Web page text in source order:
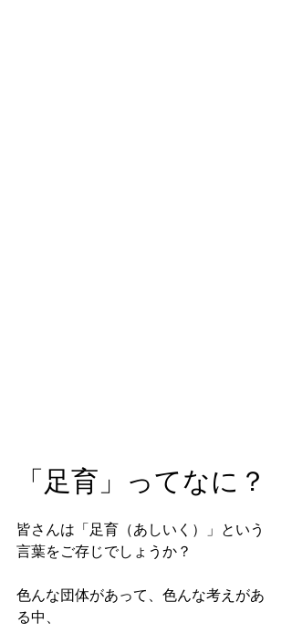
「足育」ってなに？
皆さんは「足育（あしいく）」という
言葉をご存じでしょうか？
色んな団体があって、色んな考えがあ
る中、